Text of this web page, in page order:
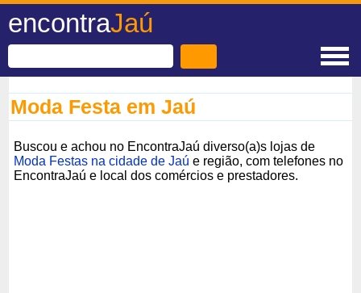
encontraJaú
Moda Festa em Jaú
Buscou e achou no EncontraJaú diverso(a)s lojas de
Moda Festas na cidade de Jaú e região, com telefones no
EncontraJaú e local dos comércios e prestadores.